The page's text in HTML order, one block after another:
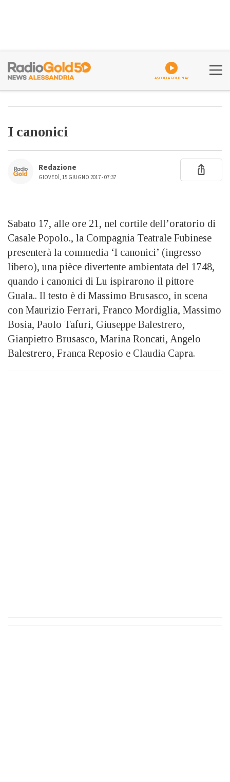
ASCOLTA GOLDPLAY
I canonici
Redazione
GIOVEDÌ, 15 GIUGNO 2017 - 07:37
Sabato 17, alle ore 21, nel cortile dell’oratorio di
Casale Popolo., la Compagnia Teatrale Fubinese
presenterà la commedia ‘I canonici’ (ingresso
libero), una pièce divertente ambientata del 1748,
quando i canonici di Lu ispirarono il pittore
Guala.. Il testo è di Massimo Brusasco, in scena
con Maurizio Ferrari, Franco Mordiglia, Massimo
Bosia, Paolo Tafuri, Giuseppe Balestrero,
Gianpietro Brusasco, Marina Roncati, Angelo
Balestrero, Franca Reposio e Claudia Capra.